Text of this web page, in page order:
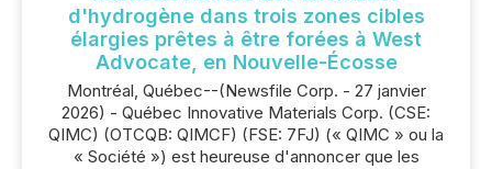
d'hydrogène dans trois zones cibles
élargies prêtes à être forées à West
Advocate, en Nouvelle-Écosse
Montréal, Québec--(Newsfile Corp. - 27 janvier
2026) - Québec Innovative Materials Corp. (CSE:
QIMC) (OTCQB: QIMCF) (FSE: 7FJ) (« QIMC » ou la
« Société ») est heureuse d'annoncer que les